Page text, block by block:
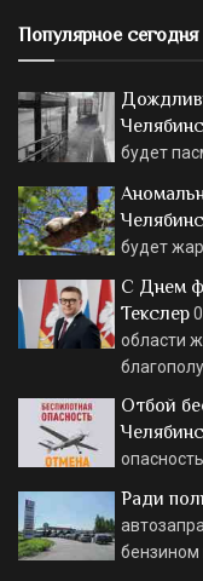
Популярное сегодня
будет
будет
С Днем
Текслер
области
Отбой
Ради
бензином